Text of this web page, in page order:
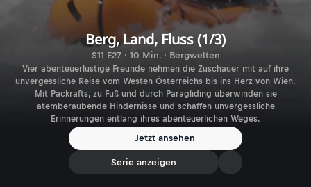
Berg, Land, Fluss (1/3)
S11 E27 · 10 Min. · Bergwelten
Vier abenteuerlustige Freunde nehmen die Zuschauer mit auf ihre
unvergessliche Reise vom Westen Österreichs bis ins Herz von Wien.
Mit Packrafts, zu Fuß und durch Paragliding überwinden sie
atemberaubende Hindernisse und schaffen unvergessliche
Erinnerungen entlang ihres abenteuerlichen Weges.
Jetzt ansehen
Serie anzeigen